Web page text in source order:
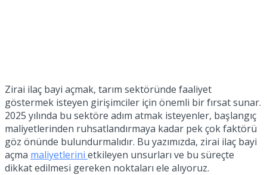
Zirai ilaç bayi açmak, tarım sektöründe faaliyet
göstermek isteyen girişimciler için önemli bir fırsat sunar.
2025 yılında bu sektöre adım atmak isteyenler, başlangıç
maliyetlerinden ruhsatlandırmaya kadar pek çok faktörü
göz önünde bulundurmalıdır. Bu yazımızda, zirai ilaç bayi
açma maliyetlerini etkileyen unsurları ve bu süreçte
dikkat edilmesi gereken noktaları ele alıyoruz.